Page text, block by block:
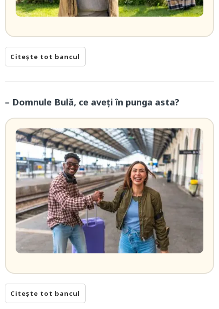
Citește tot bancul
– Domnule Bulă, ce aveți în punga asta?
Citește tot bancul